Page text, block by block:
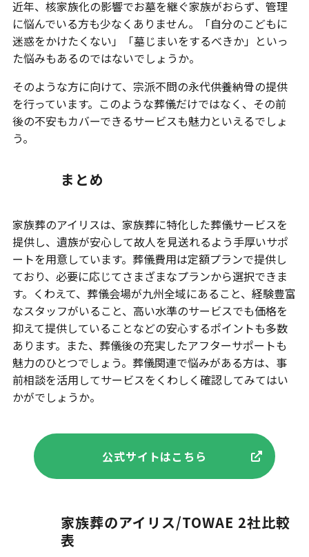
近年、核家族化の影響でお墓を継ぐ家族がおらず、管理
に悩んでいる方も少なくありません。「自分のこどもに
迷惑をかけたくない」「墓じまいをするべきか」といっ
た悩みもあるのではないでしょうか。
そのような方に向けて、宗派不問の永代供養納骨の提供
を行っています。このような葬儀だけではなく、その前
後の不安もカバーできるサービスも魅力といえるでしょ
う。
まとめ
家族葬のアイリスは、家族葬に特化した葬儀サービスを
提供し、遺族が安心して故人を見送れるよう手厚いサポ
ートを用意しています。葬儀費用は定額プランで提供し
ており、必要に応じてさまざまなプランから選択できま
す。くわえて、葬儀会場が九州全域にあること、経験豊富
なスタッフがいること、高い水準のサービスでも価格を
抑えて提供していることなどの安心するポイントも多数
あります。また、葬儀後の充実したアフターサポートも
魅力のひとつでしょう。葬儀関連で悩みがある方は、事
前相談を活用してサービスをくわしく確認してみてはい
かがでしょうか。
公式サイトはこちら
家族葬のアイリス/TOWAE 2社比較
表